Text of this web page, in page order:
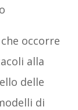
occorre
alla
delle
di